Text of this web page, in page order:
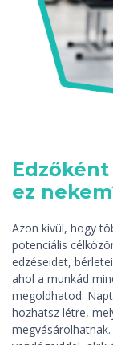
ez
Azon kívül, hogy
potenciális
edzéseidet,
ahol a munkád
megoldhatod.
hozhatsz létre,